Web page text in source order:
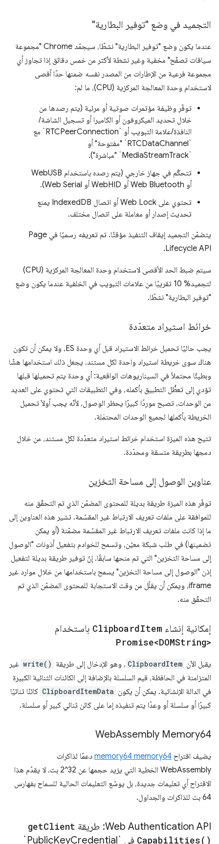
التجميد في وضع "توفير البطارية"
عندما يكون وضع "توفير البطارية" نشطًا، سيجمّد Chrome "مجموعة
سياقات تصفّح" مخفية وغير نشطة لأكثر من خمس دقائق إذا تجاوز أي
مجموعة فرعية من الإطارات من المصدر نفسه ضمنها حدًا أقصى
لاستخدام وحدة المعالجة المركزية (CPU)، ما لم:
توفّر وظيفة مؤتمرات صوتية أو مرئية (يتم رصدها من
خلال تحديد الميكروفون أو الكاميرا أو تسجيل الشاشة/
النافذة/علامة التبويب أو `RTCPeerConnection` مع
`RTCDataChannel` "مفتوحة" أو
`MediaStreamTrack` "مباشرة").
تتحكّم في جهاز خارجي (يتم رصده باستخدام WebUSB
أو Web Bluetooth أو WebHID أو Web Serial).
تحتوي على Web Lock أو اتصال IndexedDB يمنع
تحديث إصدار أو معاملة على اتصال مختلف.
يتضمّن التجميد إيقاف التنفيذ مؤقتًا. تم تعريفه رسميًا في Page
Lifecycle API.
سيتم ضبط الحد الأقصى لاستخدام وحدة المعالجة المركزية (CPU)
لتجميد% 10 تقريبًا من علامات التبويب في الخلفية عندما يكون وضع
"توفير البطارية" نشطًا.
خرائط استيراد متعدّدة
يجب حاليًا تحميل خرائط الاستيراد قبل أي وحدة ES، ولا يمكن أن تكون
هناك سوى خريطة استيراد واحدة لكل مستند. يجعل ذلك استخدامها هشًا
وبطيئًا محتملاً في السيناريوهات الواقعية: أي وحدة يتم تحميلها قبلها
تؤدي إلى تعطُّل التطبيق بأكمله، وفي التطبيقات التي تحتوي على العديد
من الوحدات، تصبح موردًا كبيرًا يحظر الوصول، لأنّه يجب أولاً تحميل
الخريطة بأكملها لجميع الوحدات المحتمَلة.
تتيح هذه الميزة استخدام خرائط استيراد متعدّدة لكل مستند، من خلال
دمجها بطريقة متسقة ومحدّدة.
عناوين الوصول إلى مساحة التخزين
توفّر هذه الميزة طريقة بديلة للمحتوى المضمّن الذي تم التحقّق منه
للموافقة على ملفات تعريف الارتباط غير المقسّمة. تشير هذه العناوين إلى
ما إذا كانت ملفات تعريف الارتباط غير المقسّمة مضمّنة (أو يمكن
تضمينها) في طلب شبكة معيّن، وتسمح للخوادم بتفعيل أذونات "الوصول
إلى مساحة التخزين" التي تم منحها سابقًا. إنّ توفير طريقة بديلة لتفعيل
إذن "الوصول إلى مساحة التخزين" يسمح باستخدامها من خلال موارد غير
iframe، ويمكن أن يقلّل من وقت الاستجابة للمحتوى المضمّن الذي تم
التحقّق منه.
إمكانية إنشاء ClipboardItem باستخدام
Promise<DOMString>
يقبل الآن ClipboardItem ، وهو الإدخال إلى طريقة write() غير
المتزامنة في الحافظة، قيم السلسلة بالإضافة إلى الكائنات الثنائية الكبيرة
في الدالة الإنشائية. يمكن أن يكون ClipboardItemData كائنًا ثنائيًا
كبيرًا أو سلسلة أو وعدًا يتم تنفيذه إما على كائن ثنائي كبير أو سلسلة.
WebAssembly Memory64
يضيف اقتراح memory64 memory64 دعمًا لذاكرات
WebAssembly الخطية التي يزيد حجمها عن ‎2^32 بت. لا يقدّم هذا
الاقتراح أي تعليمات جديدة، بل يوسّع التعليمات الحالية للسماح بفهارس
64 بت للذاكرات والجداول.
‫Web Authentication API: طريقة getClient
Capabilities( ) في `Public KeyCredential`